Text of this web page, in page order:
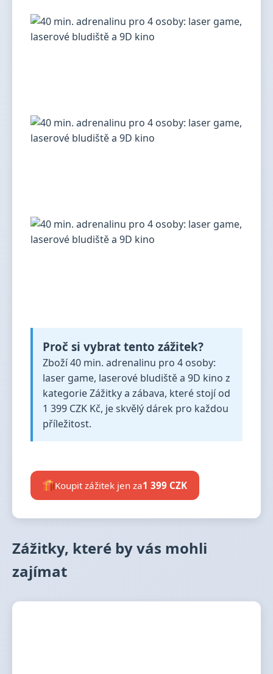
Proč si vybrat tento zážitek?
Zboží 40 min. adrenalinu pro 4 osoby:
laser game, laserové bludiště a 9D kino z
kategorie Zážitky a zábava, které stojí od
1 399 CZK Kč, je skvělý dárek pro každou
příležitost.
Koupit zážitek jen za1 399 CZK
Zážitky, které by vás mohli
zajímat